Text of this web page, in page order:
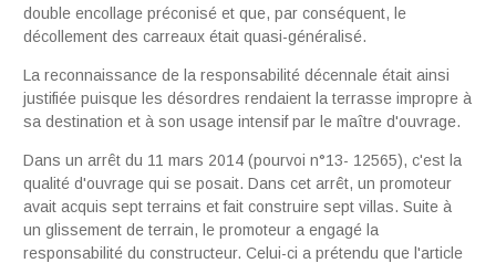
double encollage préconisé et que, par conséquent, le
décollement des carreaux était quasi-généralisé.
La reconnaissance de la responsabilité décennale était ainsi
justifiée puisque les désordres rendaient la terrasse impropre à
sa destination et à son usage intensif par le maître d'ouvrage.
Dans un arrêt du 11 mars 2014 (pourvoi n°13- 12565), c'est la
qualité d'ouvrage qui se posait. Dans cet arrêt, un promoteur
avait acquis sept terrains et fait construire sept villas. Suite à
un glissement de terrain, le promoteur a engagé la
responsabilité du constructeur. Celui-ci a prétendu que l'article